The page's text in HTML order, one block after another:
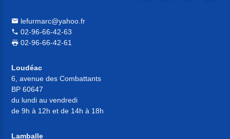
lefurmarc@yahoo.fr
02-96-66-42-63
02-96-66-42-61
Loudéac
6, avenue des Combattants
BP 60647
du lundi au vendredi
de 9h à 12h et de 14h à 18h
Lamballe